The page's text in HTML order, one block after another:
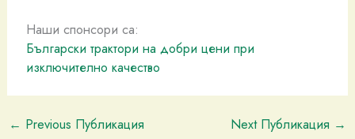
Наши спонсори са:
Български трактори на добри цени при
изключително качество
← Previous Публикация Next Публикация →